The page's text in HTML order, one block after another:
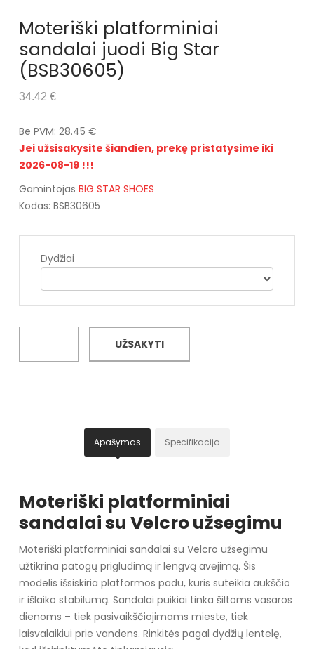
Moteriški platforminiai
sandalai juodi Big Star
(BSB30605)
34.42 €
Be PVM: 28.45 €
Jei užsisakysite šiandien, prekę pristatysime iki
2026-08-19 !!!
Gamintojas BIG STAR SHOES
Kodas: BSB30605
Dydžiai
UŽSAKYTI
Apašymas Specifikacija
Moteriški platforminiai
sandalai su Velcro užsegimu
Moteriški platforminiai sandalai su Velcro užsegimu
užtikrina patogų prigludimą ir lengvą avėjimą. Šis
modelis išsiskiria platformos padu, kuris suteikia aukščio
ir išlaiko stabilumą. Sandalai puikiai tinka šiltoms vasaros
dienoms – tiek pasivaikščiojimams mieste, tiek
laisvalaikiui prie vandens. Rinkitės pagal dydžių lentelę,